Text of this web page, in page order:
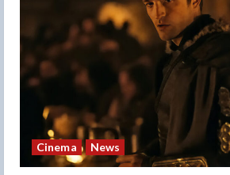
d
i
n
gCinema News